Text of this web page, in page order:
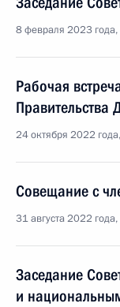
8 февраля 2023
Рабочая
24 октября 2022
Совещание с
31 августа 2022
Заседание
и